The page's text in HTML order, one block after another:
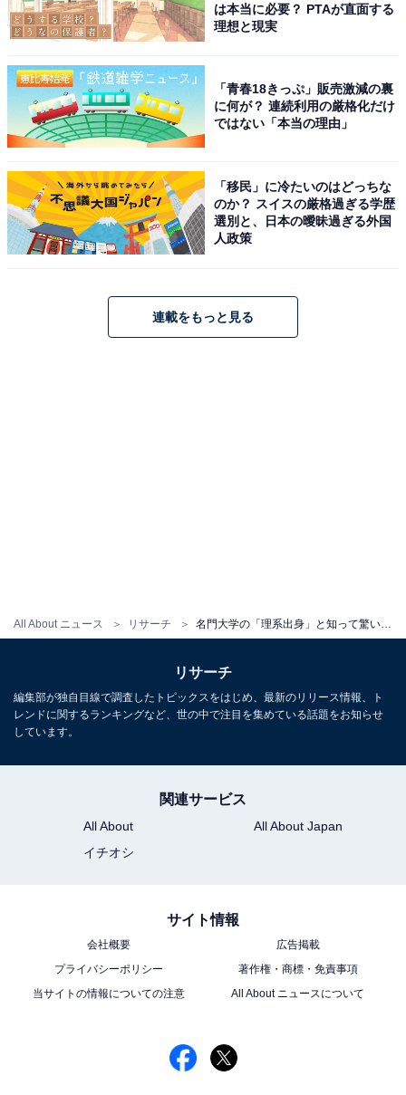
All About ニュース リサーチ
A post shared by MIZUKI YAMAMOTO / 山本美月
1位にランクインしたのは、俳優の山本美月さんです。
2009年に『CanCam』（小学館）の専属モデルとしてデ
ビュー。以降は俳優としても活躍し、現在放送中のHulu
山本美月ファースト写真集『Mizuki』
Amazonで見る
編集プロダクション出身のフリーランスエディター。編
コンテンツ制作に携わっています。得意なジャンルはラ
イフスタイル・金融・育児・エンタメ関連。
9位までの全ランキング結果を見
は本当に必要？ PTAが直面する
理想と現実
「青春18きっぷ」販売激減の裏
に何が？ 連続利用の厳格化だけ
ではない「本当の理由」
「移民」に冷たいのはどっちな
のか？ スイスの厳格過ぎる学歴
選別と、日本の曖昧過ぎる外国
人政策
連載をもっと見る
リサーチ
編集部が独自目線で調査したトピックスをはじめ、最新のリリース情報、ト
レンドに関するランキングなど、世の中で注目を集めている話題をお知らせ
しています。
関連サービス
All About
All About Japan
イチオシ
サイト情報
会社概要
広告掲載
プライバシーポリシー
著作権・商標・免責事項
当サイトの情報についての注意
All About ニュースについて